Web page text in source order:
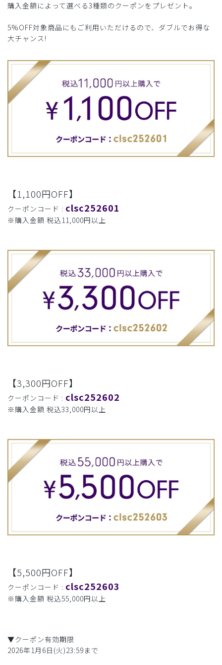
購入金額によって選べる3種類のクーポンをプレゼント。
5%OFF対象商品にもご利用いただけるので、ダブルでお得な
大チャンス!
【1,100円OFF】
クーポンコード : clsc252601
※購入金額 税込11,000円以上
【3,300円OFF】
クーポンコード : clsc252602
※購入金額 税込33,000円以上
【5,500円OFF】
クーポンコード : clsc252603
※購入金額 税込55,000円以上
▼クーポン有効期限
2026年1月6日(火)23:59まで